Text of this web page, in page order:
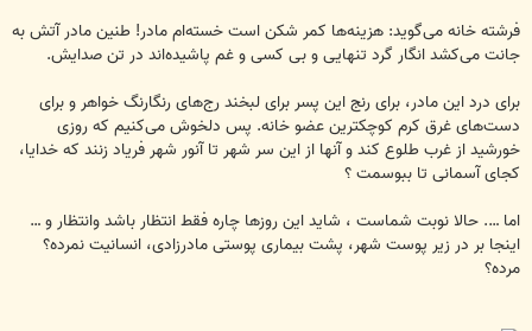
فرشته خانه می‌گوید: هزینه‌ها کمر شکن است خسته‌ام مادر! طنین مادر آتش به
جانت می‌کشد انگار گرد تنهایی و بی کسی و غم پاشیده‌اند در تن صدایش.
برای درد این مادر، برای رنج این پسر برای لبخند رج‌های رنگارنگ خواهر و برای
دست‌های غرق کرم کوچکترین عضو خانه. پس دلخوش می‌کنیم که روزی
خورشید از غرب طلوع کند و آنها از این سر شهر تا آنور شهر فریاد زنند که خدایا،
کجای آسمانی تا ببوسمت ؟
اما …. حالا نوبت شماست ، شاید این روزها چاره فقط انتظار باشد وانتظار و …
اینجا بر در زیر پوست شهر، پشت بیماری پوستی مادرزادی، انسانیت نمرده؟
مرده؟